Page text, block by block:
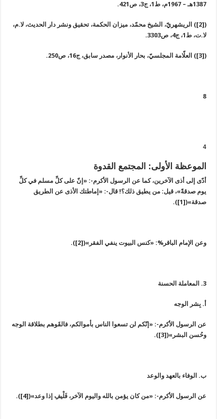
1387هـ – 1967م، ط1، ج3، ص421.
([2]) الريشهريّ، الشيخ محمّد، ميزان الحكمة، تحقيق ونشر دار الحديث، لا.م،
لا.ت، ط1، ج4، ص3303.
([3]) العلّامة المجلسيّ، بحار الأنوار، مصدر سابق، ج16، ص250.
8
4
الموعظة الأولى: المجتمع القدوة
أدّى إلى أذى الآخرين، كما عن الرسول الأكرم-: «إنّ على كلِّ مسلم في كلِّ
يوم صدقةً»، قيل: من يطيق ذلك؟! قال-: «إماطتك الأذى عن الطريق
صدقة»([1]).
وعن الإمام الباقر%: «كنس البيوت ينفي الفقر»([2]).
3. المعاملة الحسنة
أ. بِشر الوجه
عن الرسول الأكرم-: «إنّكم لن تسعوا الناس بأموالكم، فالقَوهم بطلاقة الوجه
وحُسن البشر»([3]).
ب. الوفاء بالعهد والوعد
عن الرسول الأكرم-: «من كان يؤمن بالله واليوم الآخر، فَلْيفِ إذا وعد»([4]).